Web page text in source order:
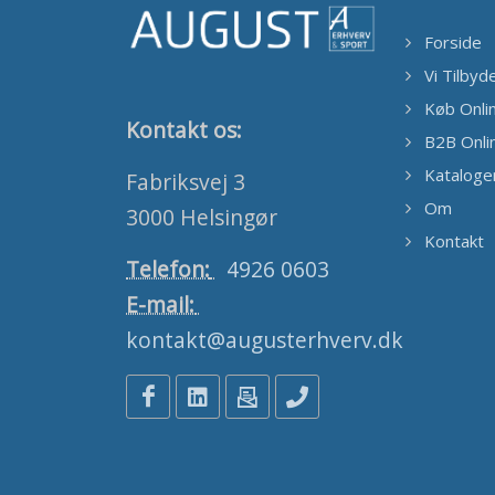
Kontakt os:
Fabriksvej 3
3000 Helsingør
Telefon:
4926 0603
E-mail:
kontakt@augusterhverv.dk
Forside
Vi
Køb
B2B
Om
Kontakt